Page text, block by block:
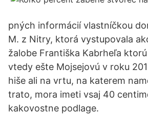
pných informácií vlastníčkou
M. z Nitry, ktorá vystupovala
žalobe Františka Kabrheľa
vtedy ešte Mojsejovú v roku
hiše ali na vrtu, na katerem
trato, mora imeti vsaj 40
kakovostne podlage.